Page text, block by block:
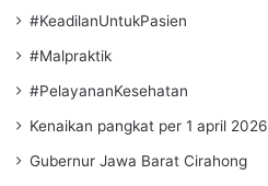
#KeadilanUntukPasien
#Malpraktik
#PelayananKesehatan
Kenaikan pangkat per 1 april 2026
Gubernur Jawa Barat Cirahong